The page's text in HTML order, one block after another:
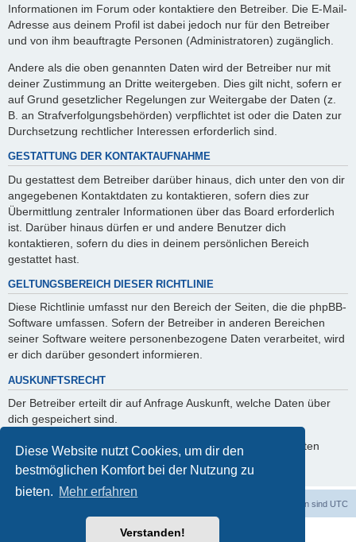
Diese Website nutzt Cookies, um dir den
bestmöglichen Komfort bei der Nutzung zu
bieten. Mehr erfahren
Verstanden!
Informationen im Forum oder kontaktiere den Betreiber. Die E-Mail-
Adresse aus deinem Profil ist dabei jedoch nur für den Betreiber
und von ihm beauftragte Personen (Administratoren) zugänglich.
Andere als die oben genannten Daten wird der Betreiber nur mit
deiner Zustimmung an Dritte weitergeben. Dies gilt nicht, sofern er
auf Grund gesetzlicher Regelungen zur Weitergabe der Daten (z.
B. an Strafverfolgungsbehörden) verpflichtet ist oder die Daten zur
Durchsetzung rechtlicher Interessen erforderlich sind.
GESTATTUNG DER KONTAKTAUFNAHME
Du gestattest dem Betreiber darüber hinaus, dich unter den von dir
angegebenen Kontaktdaten zu kontaktieren, sofern dies zur
Übermittlung zentraler Informationen über das Board erforderlich
ist. Darüber hinaus dürfen er und andere Benutzer dich
kontaktieren, sofern du dies in deinem persönlichen Bereich
gestattet hast.
GELTUNGSBEREICH DIESER RICHTLINIE
Diese Richtlinie umfasst nur den Bereich der Seiten, die die phpBB-
Software umfassen. Sofern der Betreiber in anderen Bereichen
seiner Software weitere personenbezogene Daten verarbeitet, wird
er dich darüber gesondert informieren.
AUSKUNFTSRECHT
Der Betreiber erteilt dir auf Anfrage Auskunft, welche Daten über
dich gespeichert sind.
Du kannst jederzeit die Löschung bzw. Sperrung deiner Daten
verlangen. Kontaktiere hierzu bitte den Betreiber.
Alle Zeiten sind UTC
Powered byphpBB® Forum Software © phpBB Limited